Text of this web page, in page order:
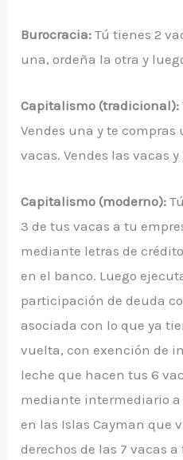
Burocracia: Tú tienes 2
una, ordeña la otra y
Capitalismo (tradicional):
Vendes una y te compras
vacas. Vendes las vacas
Capitalismo (moderno):
3 de tus vacas a tu
mediante letras de
en el banco. Luego
participación de deuda
asociada con lo que ya
vuelta, con exención de
leche que hacen tus 6
mediante intermediario a
en las Islas Cayman que
derechos de las 7 vacas